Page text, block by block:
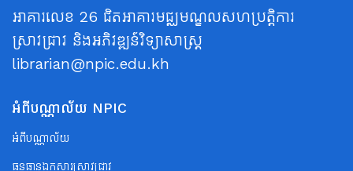
អាគារលេខ 26 ជិតអាគារមជ្ឈមណ្ឌលសហប្រត្តិការ
ស្រាវជ្រាវ និងអភិវឌ្ឍន៍វិទ្យាសាស្ត្រ
librarian@npic.edu.kh
អំពីបណ្ណាល័យ NPIC
អំពីបណ្ណាល័យ
ធនធានឯកសារស្រាវជ្រាវ